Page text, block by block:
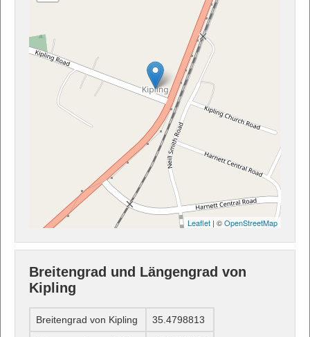
Leaflet | ©OpenStreetMap
Breitengrad und Längengrad von
Kipling
Breitengrad von Kipling 35.4798813